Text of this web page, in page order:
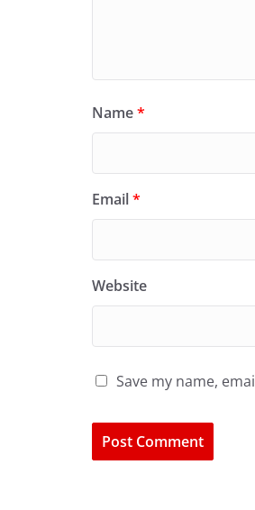
Name*
Email*
Website
Save my name,